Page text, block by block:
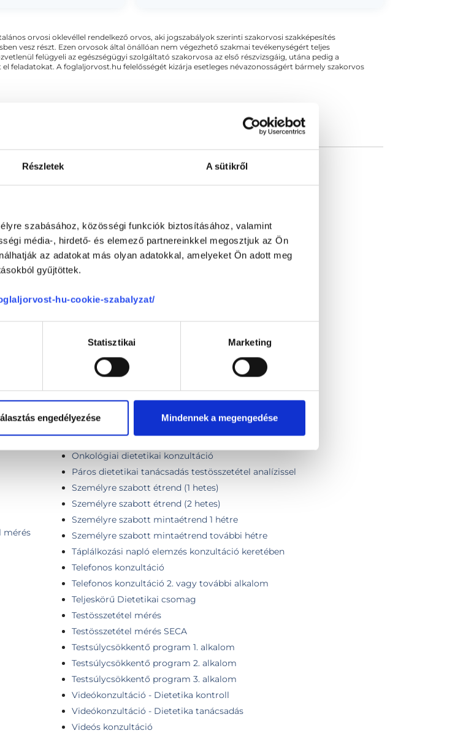
Részletek A sütikről
szabásához, közösségi funkciók biztosításához, valamint
média-, hirdető- és elemező partnereinkkel megosztjuk az Ön
az adatokat más olyan adatokkal, amelyeket Ön adott meg
gyűjtöttek.
hu-cookie-szabalyzat/
Statisztikai Marketing
engedélyezése Mindennek a megengedése
orvosi oklevéllel rendelkező orvos, aki jogszabályok szerinti szakorvosi szakképesítés
vesz részt. Ezen orvosok által önállóan nem végezhető szakmai tevékenységért teljes
felügyeli az egészségügyi szolgáltató szakorvosa az első részvizsgáig, utána pedig a
feladatokat. A foglaljorvost.hu felelősségét kizárja esetleges névazonosságért bármely szakorvos
mérés
Első konzultáció (pajzsmirigy)
Első tanácsadás
IBS dietetikai konzultáció
I. konzultáció + kontrollvizsgálat
Mikrobióm vizsgálat kiértékelése
Onkológiai dietetikai kontroll
Onkológiai dietetikai konzultáció
Páros dietetikai tanácsadás testösszetétel analízissel
Személyre szabott étrend (1 hetes)
Személyre szabott étrend (2 hetes)
Személyre szabott mintaétrend 1 hétre
Személyre szabott mintaétrend további hétre
Táplálkozási napló elemzés konzultáció keretében
Telefonos konzultáció
Telefonos konzultáció 2. vagy további alkalom
Teljeskörű Dietetikai csomag
Testösszetétel mérés
Testösszetétel mérés SECA
Testsúlycsökkentő program 1. alkalom
Testsúlycsökkentő program 2. alkalom
Testsúlycsökkentő program 3. alkalom
Videókonzultáció - Dietetika kontroll
Videókonzultáció - Dietetika tanácsadás
Videós konzultáció